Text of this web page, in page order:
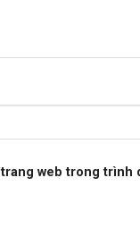
web trong trình